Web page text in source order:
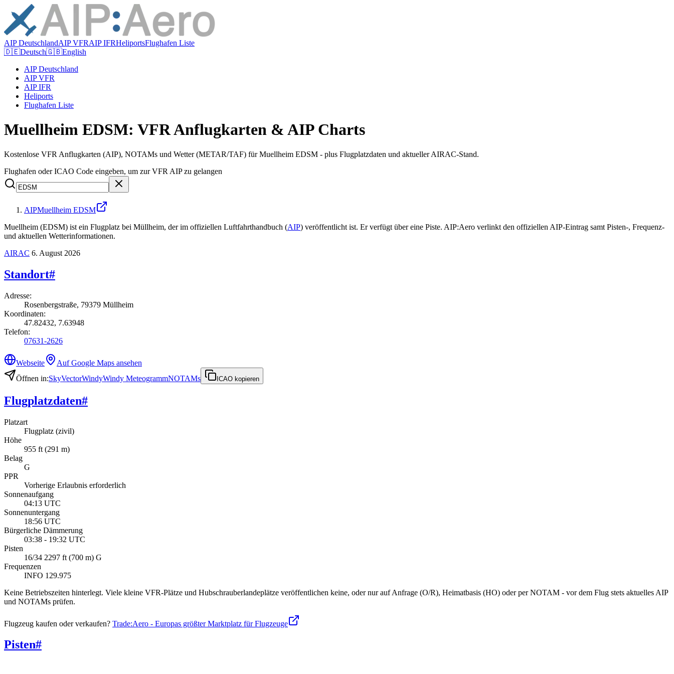
AIP DeutschlandAIP VFRAIP IFRHeliportsFlughafen Liste
🇩🇪Deutsch🇬🇧English
AIP Deutschland
AIP VFR
AIP IFR
Heliports
Flughafen Liste
Muellheim EDSM: VFR Anflugkarten & AIP Charts
Kostenlose VFR Anflugkarten (AIP), NOTAMs und Wetter (METAR/TAF) für Muellheim EDSM - plus Flugplatzdaten und aktueller AIRAC-Stand.
Flughafen oder ICAO Code eingeben, um zur VFR AIP zu gelangen
AIPMuellheim EDSM
Muellheim (EDSM) ist ein Flugplatz bei Müllheim, der im offiziellen Luftfahrthandbuch (AIP) veröffentlicht ist. Er verfügt über eine Piste. AIP:Aero verlinkt den offiziellen AIP-Eintrag samt Pisten-, Frequenz-
und aktuellen Wetterinformationen.
AIRAC 6. August 2026
Standort#
Adresse:
Rosenbergstraße, 79379 Müllheim
Koordinaten:
47.82432, 7.63948
Telefon:
07631-2626
Webseite
Auf Google Maps ansehen
Öffnen in:SkyVectorWindyWindy MeteogrammNOTAMs ICAO kopieren
Flugplatzdaten#
Platzart
Flugplatz (zivil)
Höhe
955 ft (291 m)
Belag
G
PPR
Vorherige Erlaubnis erforderlich
Sonnenaufgang
04:13 UTC
Sonnenuntergang
18:56 UTC
Bürgerliche Dämmerung
03:38 - 19:32 UTC
Pisten
16/34 2297 ft (700 m) G
Frequenzen
INFO 129.975
Keine Betriebszeiten hinterlegt. Viele kleine VFR-Plätze und Hubschrauberlandeplätze veröffentlichen keine, oder nur auf Anfrage (O/R), Heimatbasis (HO) oder per NOTAM - vor dem Flug stets aktuelles AIP
und NOTAMs prüfen.
Flugzeug kaufen oder verkaufen? Trade:Aero - Europas größter Marktplatz für Flugzeuge
Pisten#